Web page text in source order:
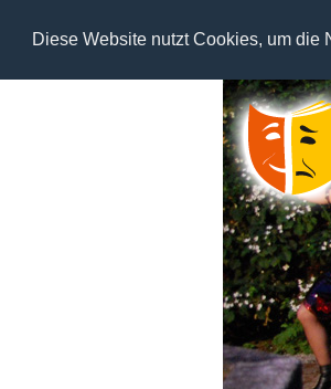
Diese Website nutzt Cookies, um die